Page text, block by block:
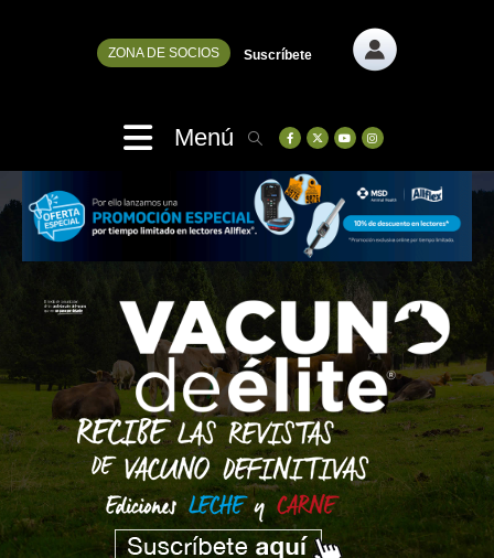
ZONA DE SOCIOS Suscríbete
Menú